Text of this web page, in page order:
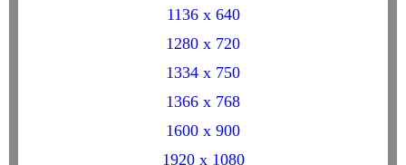
1136 x 640
1280 x 720
1334 x 750
1366 x 768
1600 x 900
1920 x 1080